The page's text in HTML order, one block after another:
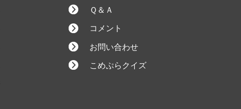
Ｑ＆Ａ
コメント
お問い合わせ
こめぷらクイズ